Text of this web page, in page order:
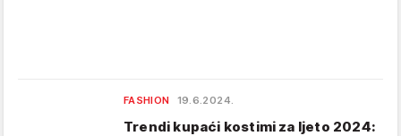
FASHION 19.6.2024.
Trendi kupaći kostimi za ljeto 2024: